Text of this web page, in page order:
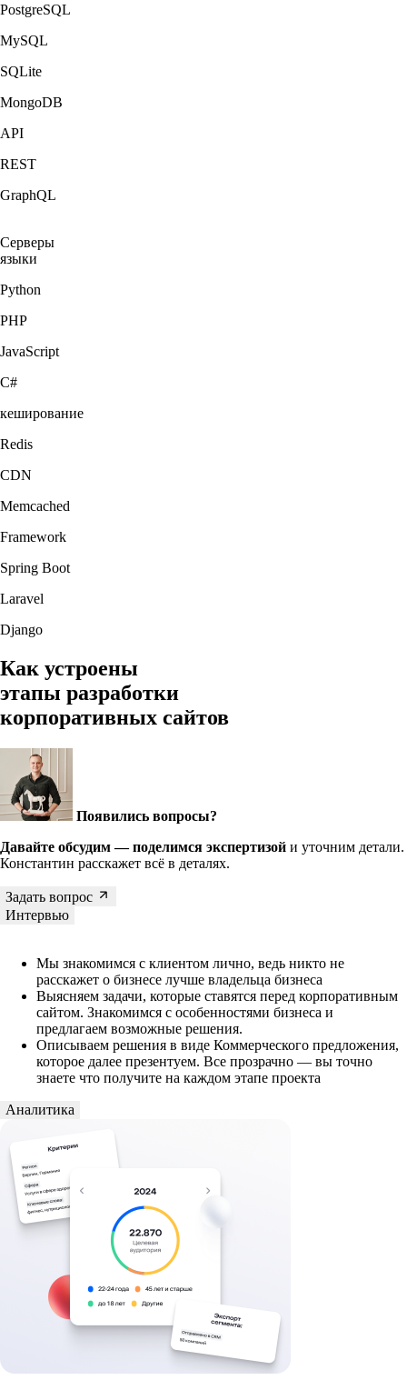
PostgreSQL
MySQL
SQLite
MongoDB
API
REST
GraphQL
Серверы
языки
Python
PHP
JavaScript
C#
кеширование
Redis
CDN
Memcached
Framework
Spring Boot
Laravel
Django
Как устроены
этапы разработки
корпоративных сайтов
Появились вопросы?
Давайте обсудим — поделимся экспертизой и уточним детали.
Константин расскажет всё в деталях.
Задать вопрос
Интервью
Мы знакомимся с клиентом лично, ведь никто не
расскажет о бизнесе лучше владельца бизнеса
Выясняем задачи, которые ставятся перед корпоративным
сайтом. Знакомимся с особенностями бизнеса и
предлагаем возможные решения.
Описываем решения в виде Коммерческого предложения,
которое далее презентуем. Все прозрачно — вы точно
знаете что получите на каждом этапе проекта
Аналитика